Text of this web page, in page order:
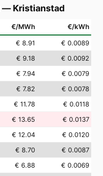
— Kristianstad
€/MWh €/kWh
€ 8.91
€ 0.0089
€ 9.18
€ 0.0092
€ 7.94
€ 0.0079
€ 7.82
€ 0.0078
€ 11.78
€ 0.0118
€ 13.65
€ 0.0137
€ 12.04
€ 0.0120
€ 8.70
€ 0.0087
€ 6.88
€ 0.0069